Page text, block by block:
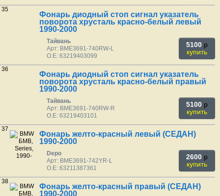
35
Фонарь диодный стоп сигнал указатель
поворота хрусталь красно-белый левый
1990-2000
Тайвань
Арт: BME3691-740RW-L
O.E: 63219403099
5100 p
купить
36
Фонарь диодный стоп сигнал указатель
поворота хрусталь красно-белый правый
1990-2000
Тайвань
Арт: BME3691-740RW-R
O.E: 63219403101
5100 p
купить
37
Фонарь желто-красный левый (СЕДАН)
1990-2000
Depo
Арт: BME3691-742YR-L
O.E: 63211387361
2600 p
купить
38
Фонарь желто-красный правый (СЕДАН)
1990-2000